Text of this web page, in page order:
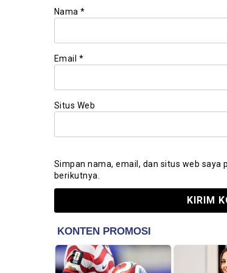
Nama *
Email *
Situs Web
Simpan nama, email, dan situs web
berikutnya.